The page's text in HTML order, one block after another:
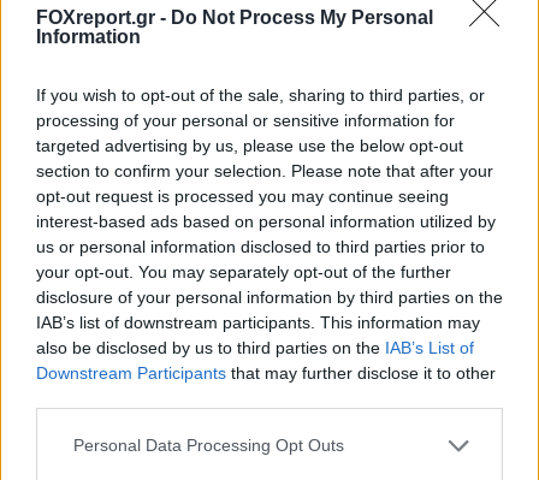
FOXreport.gr - Do Not Process My Personal
Information
If you wish to opt-out of the sale, sharing to third parties, or
processing of your personal or sensitive information for
targeted advertising by us, please use the below opt-out
section to confirm your selection. Please note that after your
opt-out request is processed you may continue seeing
interest-based ads based on personal information utilized by
us or personal information disclosed to third parties prior to
your opt-out. You may separately opt-out of the further
disclosure of your personal information by third parties on the
IAB’s list of downstream participants. This information may
also be disclosed by us to third parties on the IAB’s List of
Downstream Participants that may further disclose it to other
Personal Data Processing Opt Outs
MUST READ 09:00, 07/08/2026
Νέος σχεδιασμός καταλύτη βελτιώνει την